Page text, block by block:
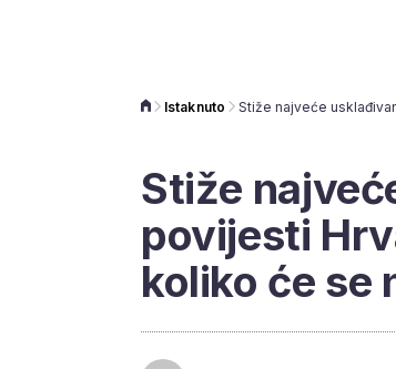
Istaknuto
Stiže
povijesti
koliko će se